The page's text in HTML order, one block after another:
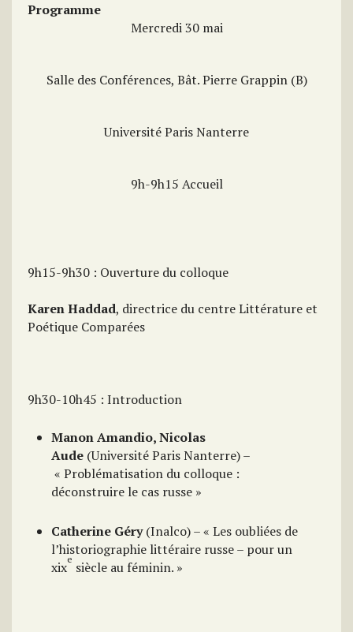
Programme
Mercredi 30 mai
Salle des Conférences, Bât. Pierre Grappin (B)
Université Paris Nanterre
9h-9h15 Accueil
9h15-9h30 : Ouverture du colloque
Karen Haddad, directrice du centre Littérature et
Poétique Comparées
9h30-10h45 : Introduction
Manon Amandio, Nicolas
Aude (Université Paris Nanterre) –
« Problématisation du colloque :
déconstruire le cas russe »
Catherine Géry(Inalco) – « Les oubliées de
l’historiographie littéraire russe – pour un
xixe siècle au féminin. »